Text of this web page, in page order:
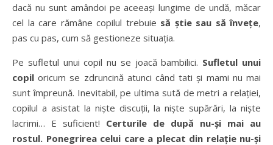
dacă nu sunt amândoi pe aceeași lungime de undă, măcar
cel la care rămâne copilul trebuie să știe sau să învețe,
pas cu pas, cum să gestioneze situația.
Pe sufletul unui copil nu se joacă bambilici. Sufletul unui
copil oricum se zdruncină atunci când tati și mami nu mai
sunt împreună. Inevitabil, pe ultima sută de metri a relației,
copilul a asistat la niște discuții, la niște supărări, la niște
lacrimi… E suficient! Certurile de după nu-și mai au
rostul. Ponegrirea celui care a plecat din relație nu-și